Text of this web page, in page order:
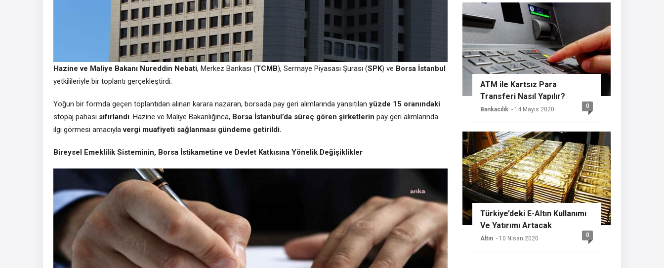
Hazine ve Maliye Bakanı Nureddin Nebati, Merkez Bankası (TCMB), Sermaye Piyasası Şurası (SPK) ve Borsa İstanbul
yetkilileriyle bir toplantı gerçekleştirdi.
Yoğun bir formda geçen toplantıdan alınan karara nazaran, borsada pay geri alımlarında yansıtılan yüzde 15 oranındaki
stopaj pahası sıfırlandı. Hazine ve Maliye Bakanlığınca, Borsa İstanbul’da süreç gören şirketlerin pay geri alımlarında
ilgi görmesi amacıylavergi muafiyeti sağlanması gündeme getirildi.
Bireysel Emeklilik Sisteminin, Borsa İstikametine ve Devlet Katkısına Yönelik Değişiklikler
ATM ile Kartsız Para
Transferi Nasıl Yapılır?
Bankacılık - 14 Mayıs 2020 0
Türkiye’deki E-Altın Kullanımı
Ve Yatırımı Artacak
Altın - 10 Nisan 2020 0